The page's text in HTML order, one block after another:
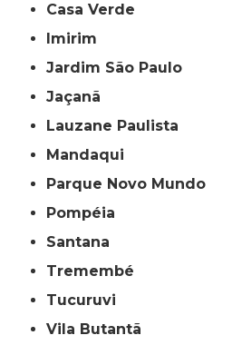
Casa Verde
Imirim
Jardim São Paulo
Jaçanã
Lauzane Paulista
Mandaqui
Parque Novo Mundo
Pompéia
Santana
Tremembé
Tucuruvi
Vila Butantã